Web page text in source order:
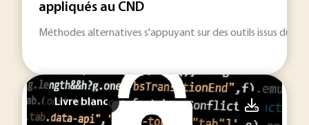
appliqués au CND
Méthodes alternatives s'appuyant sur des outils issus du
Livre blanc